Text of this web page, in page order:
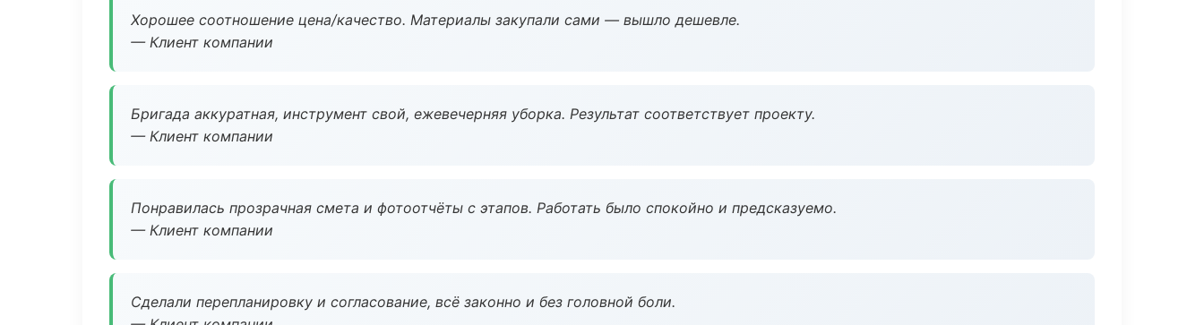
Хорошее соотношение цена/качество. Материалы закупали сами — вышло дешевле.
— Клиент компании
Бригада аккуратная, инструмент свой, ежевечерняя уборка. Результат соответствует проекту.
— Клиент компании
Понравилась прозрачная смета и фотоотчёты с этапов. Работать было спокойно и предсказуемо.
— Клиент компании
Сделали перепланировку и согласование, всё законно и без головной боли.